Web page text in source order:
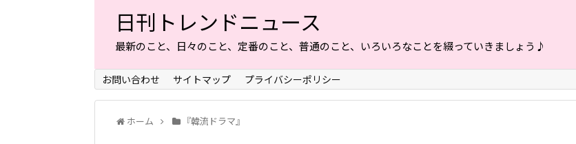
日刊トレンドニュース
最新のこと、日々のこと、定番のこと、普通のこと、いろいろなことを綴っていきましょう♪
お問い合わせ サイトマップ プライバシーポリシー
ホーム 『韓流ドラマ』